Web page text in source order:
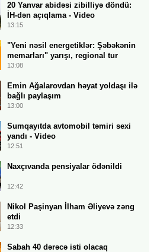
20 Yanvar abidəsi zibilliyə döndü:
İH-dən açıqlama - Video
13:15
"Yeni nəsil energetiklər: Şəbəkənin
memarları" yarışı, regional tur
13:08
Emin Ağalarovdan həyat yoldaşı ilə
bağlı paylaşım
13:00
Sumqayıtda avtomobil təmiri sexi
yandı - Video
12:51
Naxçıvanda pensiyalar ödənildi
12:42
Nikol Paşinyan İlham Əliyevə zəng
etdi
12:33
Sabah 40 dərəcə isti olacaq